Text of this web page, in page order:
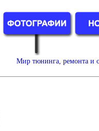
Мир тюнинга, ремонта и